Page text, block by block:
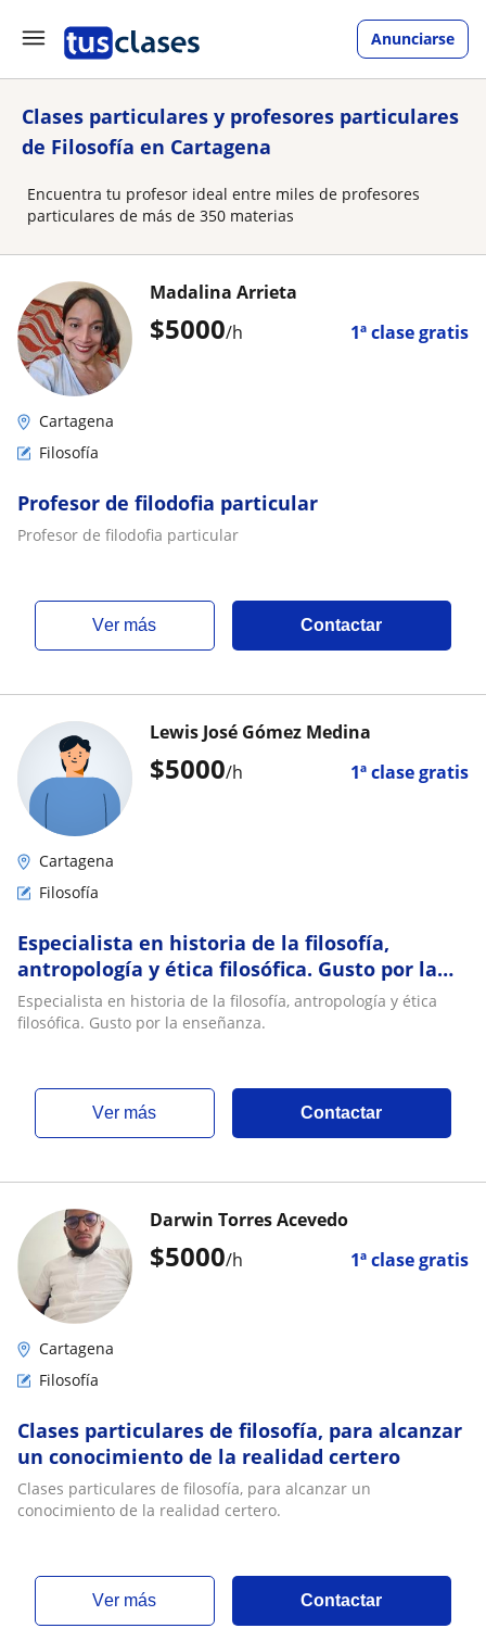
Anunciarse
Clases particulares y profesores particulares
de Filosofía en Cartagena
Encuentra tu profesor ideal entre miles de profesores
particulares de más de 350 materias
$5000/h 1ª clase gratis
Madalina Arrieta
Cartagena
Filosofía
Profesor de filodofia particular
Profesor de filodofia particular
ver más Contactar
$5000/h 1ª clase gratis
Lewis José Gómez Medina
Cartagena
Filosofía
Especialista en historia de la filosofía,
antropología y ética filosófica. Gusto por la
enseñanza
Especialista en historia de la filosofía, antropología y ética
filosófica. Gusto por la enseñanza.
ver más Contactar
$5000/h 1ª clase gratis
Darwin Torres Acevedo
Cartagena
Filosofía
Clases particulares de filosofía, para alcanzar
un conocimiento de la realidad certero
Clases particulares de filosofía, para alcanzar un
conocimiento de la realidad certero.
ver más Contactar